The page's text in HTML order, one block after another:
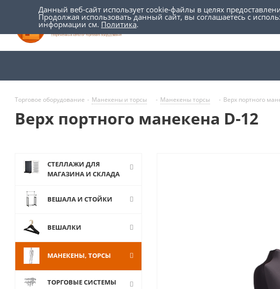
Торговое оборудование - Манекены и торсы - Манекены торсы - Верх портного
Верх портного манекена D-12
СТЕЛЛАЖИ ДЛЯ
МАГАЗИНА И СКЛАДА
ВЕШАЛА И СТОЙКИ
ВЕШАЛКИ
МАНЕКЕНЫ, ТОРСЫ
ТОРГОВЫЕ СИСТЕМЫ
Данный веб-сайт использует cookie-файлы в целях
Продолжая использовать данный сайт, вы соглашаетесь с
информации см. Политика.